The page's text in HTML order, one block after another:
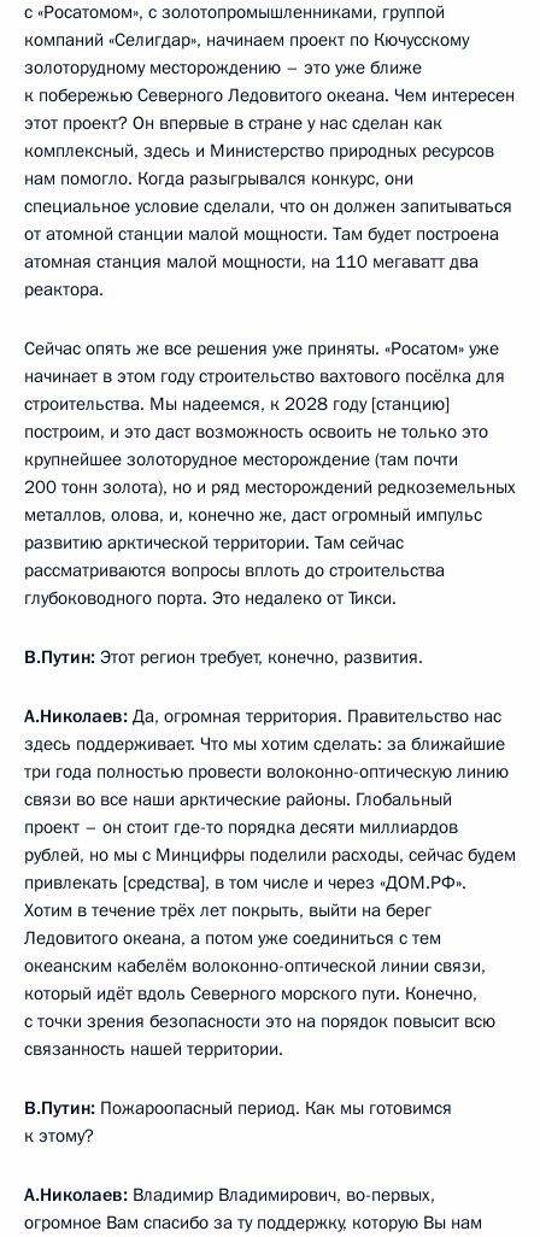
с «Росатомом», с золотопромышленниками, группой
компаний «Селигдар», начинаем проект по Кючусскому
золоторудному месторождению – это уже ближе
к побережью Северного Ледовитого океана. Чем интересен
этот проект? Он впервые в стране у нас сделан как
комплексный, здесь и Министерство природных ресурсов
нам помогло. Когда разыгрывался конкурс, они
специальное условие сделали, что он должен запитываться
от атомной станции малой мощности. Там будет построена
атомная станция малой мощности, на 110 мегаватт два
реактора.
Сейчас опять же все решения уже приняты. «Росатом» уже
начинает в этом году строительство вахтового посёлка для
строительства. Мы надеемся, к 2028 году [станцию]
построим, и это даст возможность освоить не только это
крупнейшее золоторудное месторождение (там почти
200 тонн золота), но и ряд месторождений редкоземельных
металлов, олова, и, конечно же, даст огромный импульс
развитию арктической территории. Там сейчас
рассматриваются вопросы вплоть до строительства
глубоководного порта. Это недалеко от Тикси.
В.Путин: Этот регион требует, конечно, развития.
А.Николаев: Да, огромная территория. Правительство нас
здесь поддерживает. Что мы хотим сделать: за ближайшие
три года полностью провести волоконно-оптическую линию
связи во все наши арктические районы. Глобальный
проект – он стоит где-то порядка десяти миллиардов
рублей, но мы с Минцифры поделили расходы, сейчас будем
привлекать [средства], в том числе и через «ДОМ.РФ».
Хотим в течение трёх лет покрыть, выйти на берег
Ледовитого океана, а потом уже соединиться с тем
океанским кабелём волоконно-оптической линии связи,
который идёт вдоль Северного морского пути. Конечно,
с точки зрения безопасности это на порядок повысит всю
связанность нашей территории.
В.Путин: Пожароопасный период. Как мы готовимся
к этому?
А.Николаев: Владимир Владимирович, во-первых,
огромное Вам спасибо за ту поддержку, которую Вы нам